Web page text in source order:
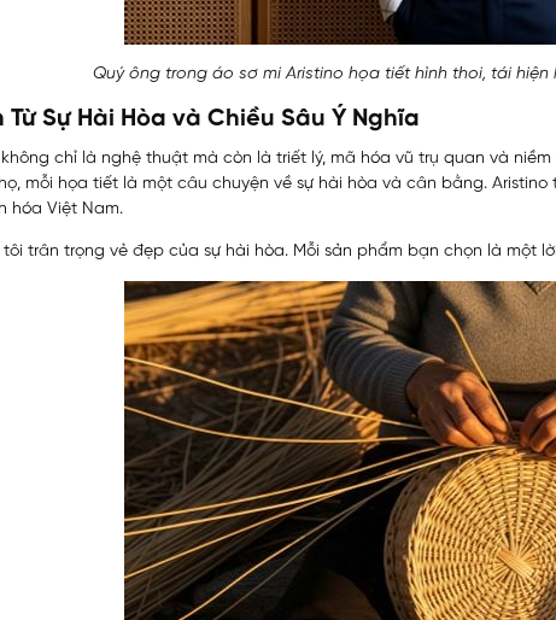
Quý ông trong áo sơ mi Aristino họa tiết hình thoi, tái
Sự Hài Hòa và Chiều Sâu Ý Nghĩa
chỉ là nghệ thuật mà còn là triết lý, mã hóa vũ trụ quan và
mỗi họa tiết là một câu chuyện về sự hài hòa và cân bằng.
hóa Việt Nam.
trân trọng vẻ đẹp của sự hài hòa. Mỗi sản phẩm bạn chọn là một